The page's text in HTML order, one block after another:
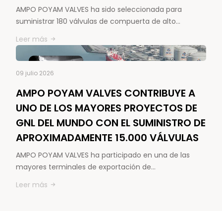
AMPO POYAM VALVES ha sido seleccionada para
suministrar 180 válvulas de compuerta de alto…
Leer más
09 julio 2026
AMPO POYAM VALVES CONTRIBUYE A
UNO DE LOS MAYORES PROYECTOS DE
GNL DEL MUNDO CON EL SUMINISTRO DE
APROXIMADAMENTE 15.000 VÁLVULAS
AMPO POYAM VALVES ha participado en una de las
mayores terminales de exportación de…
Leer más